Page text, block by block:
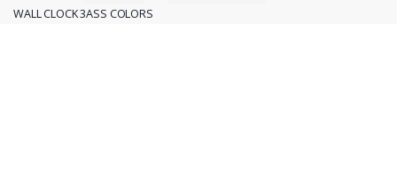
WALL CLOCK 3ASS COLORS